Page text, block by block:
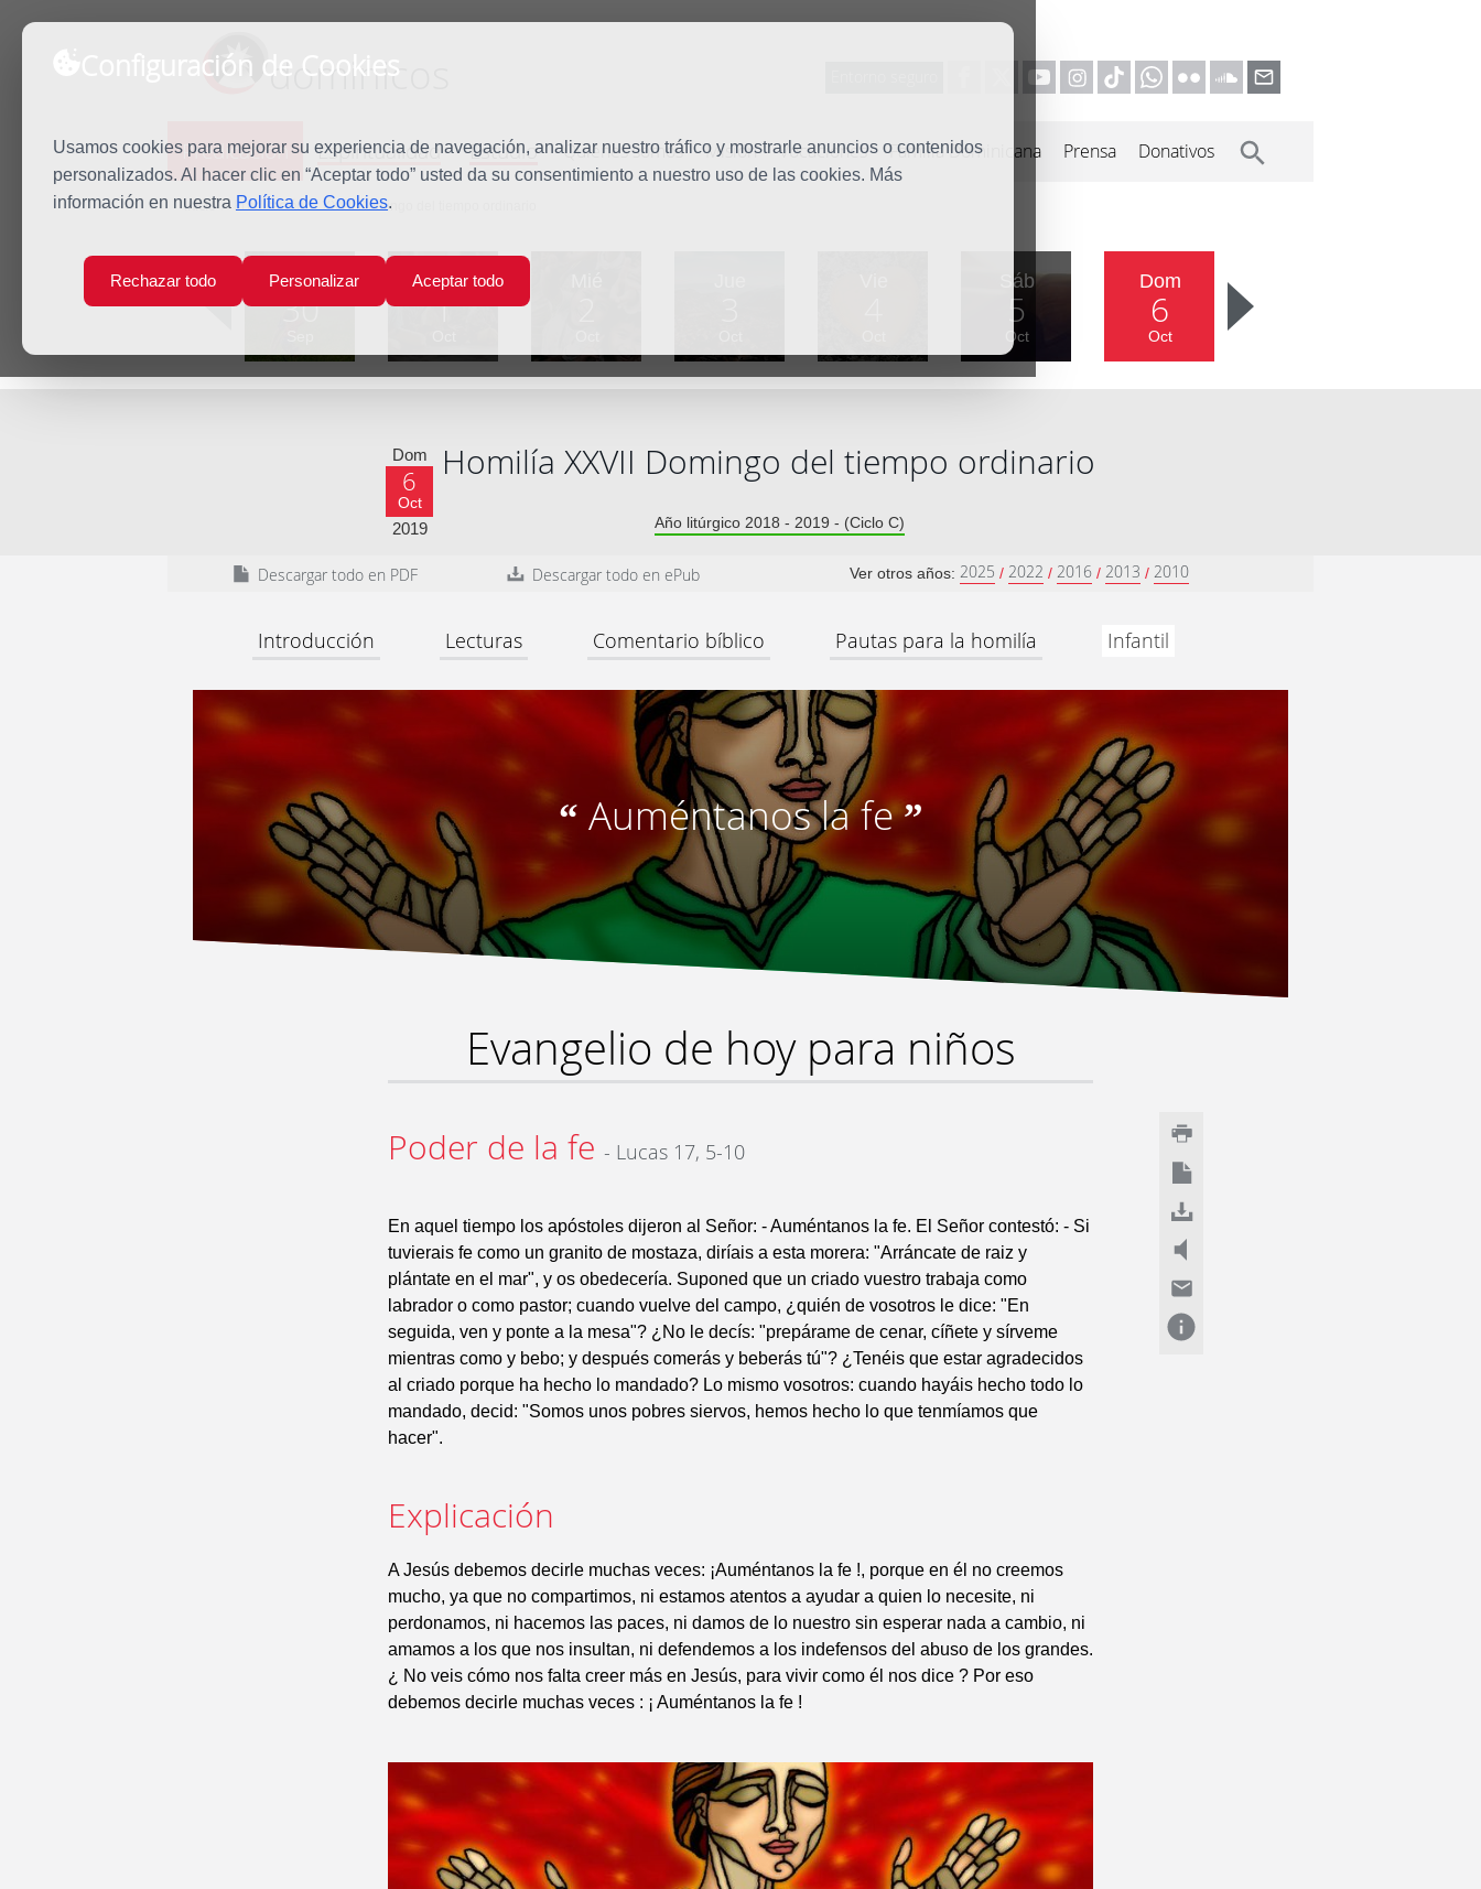
Configuración de Cookies
Usamos cookies para mejorar su experiencia de navegación, analizar nuestro tráfico y mostrarle anuncios o contenidos
personalizados. Al hacer clic en “Aceptar todo” usted da su consentimiento a nuestro uso de las cookies. Más
información en nuestra Política de Cookies.
Rechazar todo Personalizar Aceptar todo
dominicos
Predicación Espiritualidad Estudio Quiénes somos Misión Vocaciones Familia Dominicana Prensa Donativos
Inicio Predicación XXVII Domingo del tiempo ordinario
Lun
30
Mar
1
Sáb
5
Oct
Dom
6
Oct
Dom
6
Oct
2019
Homilía XXVII Domingo del tiempo ordinario
Año litúrgico 2018 - 2019 - (Ciclo C)
Descargar todo en PDF Descargar todo en ePub Ver otros años: 2025 / 2022 / 2016 / 2013 / 2010
Introducción Lecturas Comentario bíblico Pautas para la homilía Infantil
“ Auméntanos la fe”
Evangelio de hoy para niños
Poder de la fe - Lucas 17, 5-10
En aquel tiempo los apóstoles dijeron al Señor: - Auméntanos la fe. El Señor contestó: - Si
tuvierais fe como un granito de mostaza, diríais a esta morera: "Arráncate de raiz y
plántate en el mar", y os obedecería. Suponed que un criado vuestro trabaja como
labrador o como pastor; cuando vuelve del campo, ¿quién de vosotros le dice: "En
seguida, ven y ponte a la mesa"? ¿No le decís: "prepárame de cenar, cíñete y sírveme
mientras como y bebo; y después comerás y beberás tú"? ¿Tenéis que estar agradecidos
al criado porque ha hecho lo mandado? Lo mismo vosotros: cuando hayáis hecho todo lo
mandado, decid: "Somos unos pobres siervos, hemos hecho lo que tenmíamos que
hacer".
Explicación
A Jesús debemos decirle muchas veces: ¡Auméntanos la fe !, porque en él no creemos
mucho, ya que no compartimos, ni estamos atentos a ayudar a quien lo necesite, ni
perdonamos, ni hacemos las paces, ni damos de lo nuestro sin esperar nada a cambio, ni
amamos a los que nos insultan, ni defendemos a los indefensos del abuso de los grandes.
¿ No veis cómo nos falta creer más en Jesús, para vivir como él nos dice ? Por eso
debemos decirle muchas veces : ¡ Auméntanos la fe !